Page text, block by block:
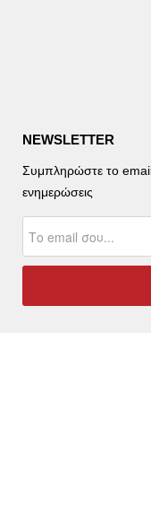
NEWSLETTER
Συμπληρώστε το email
ενημερώσεις